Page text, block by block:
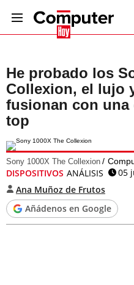
He probado los
Collexion, el lujo
fusionan con
top
Sony 1000X The Collexion
DISPOSITIVOS ANÁLISIS
05
Ana Muñoz de Frutos
Añádenos en Google